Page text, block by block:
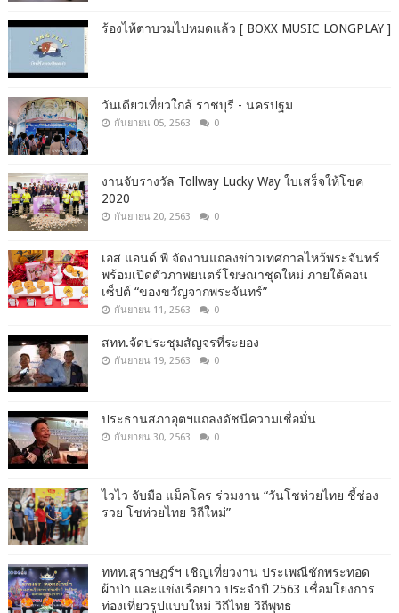
ร้องไห้ตาบวมไปหมดแล้ว [ BOXX MUSIC LONGPLAY ]
วันเดียวเที่ยวใกล้ ราชบุรี - นครปฐม
กันยายน 05, 2563 0
งานจับรางวัล Tollway Lucky Way ใบเสร็จให้โชค
2020
กันยายน 20, 2563 0
เอส แอนด์ พี จัดงานแถลงข่าวเทศกาลไหว้พระจันทร์
พร้อมเปิดตัวภาพยนตร์โฆษณาชุดใหม่ ภายใต้คอน
เซ็ปต์ “ของขวัญจากพระจันทร์”
กันยายน 11, 2563 0
สทท.จัดประชุมสัญจรที่ระยอง
กันยายน 19, 2563 0
ประธานสภาอุตฯแถลงดัชนีความเชื่อมั่น​
กันยายน 30, 2563 0
ไวไว จับมือ แม็คโคร ร่วมงาน “วันโชห่วยไทย ชี้ช่อง
รวย โชห่วยไทย วิถีใหม่”
ททท.สุราษฎร์ฯ เชิญเที่ยวงาน ประเพณีชักพระทอด
ผ้าป่า และแข่งเรือยาว ประจำปี 2563 เชื่อมโยงการ
ท่องเที่ยวรูปแบบใหม่ วิถีไทย วิถีพุทธ